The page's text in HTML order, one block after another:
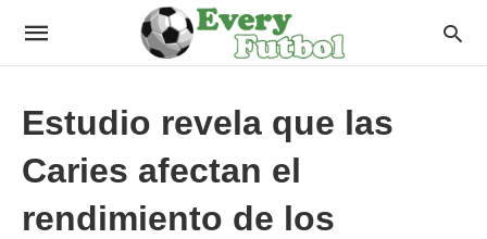
Estudio revela que las
Caries afectan el
rendimiento de los